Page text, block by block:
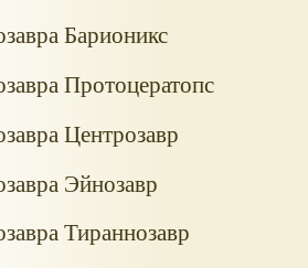
Барионикс
Протоцератопс
Центрозавр
Эйнозавр
Тираннозавр